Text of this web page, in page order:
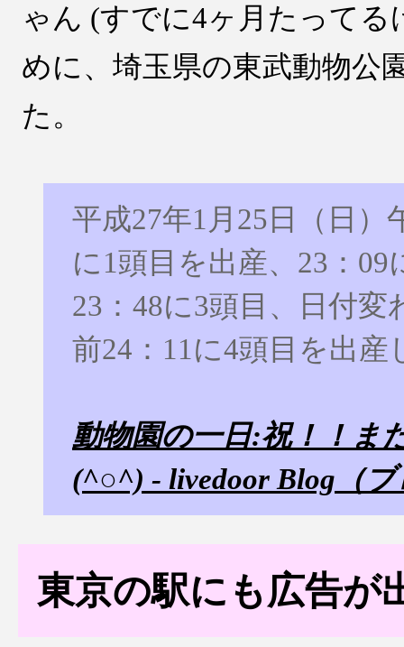
ゃん (すでに4ヶ月たってる
めに、埼玉県の東武動物公
た。
平成27年1月25日（日）
に1頭目を出産、23：09
23：48に3頭目、日付変
前24：11に4頭目を出産
動物園の一日:祝！！ま
(^○^) - livedoor Blog（
東京の駅にも広告が